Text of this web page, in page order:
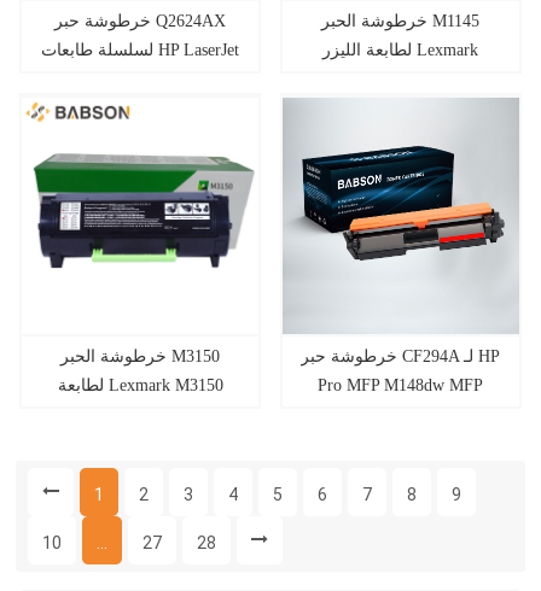
خرطوشة حبر Q2624AX
لسلسلة طابعات HP LaserJet
خرطوشة الحبر M1145
لطابعة الليزر Lexmark
خرطوشة الحبر M3150
لطابعة Lexmark M3150
خرطوشة حبر CF294A لـ HP
Pro MFP M148dw MFP
1 2 3 4 5 6 7 8 9
10 27 28